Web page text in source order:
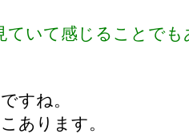
ていて感じることで
すね。
あります。